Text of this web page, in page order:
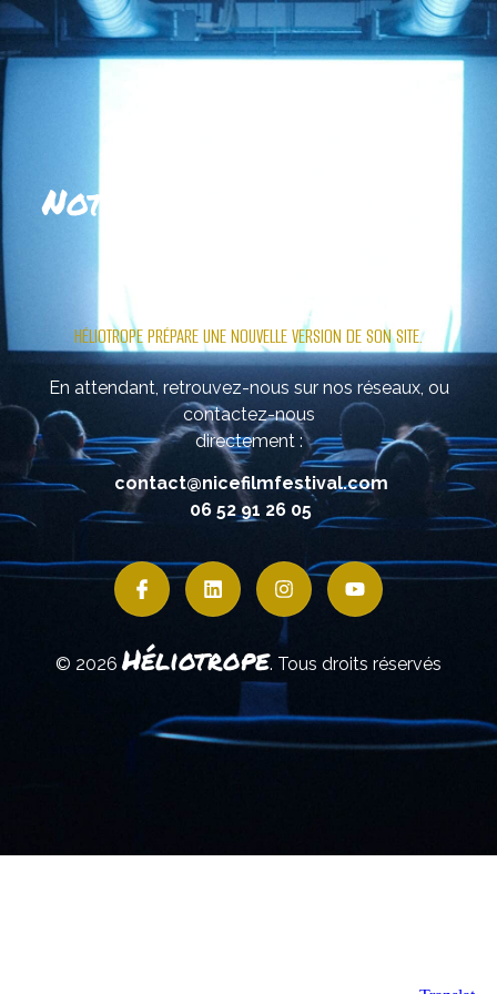
Notre site se refait une
HÉLIOTROPE PRÉPARE UNE NOUVELLE VERSION DE SON SITE.
En attendant, retrouvez-nous sur nos réseaux, ou
contactez-nous
directement :
contact@nicefilmfestival.com
06 52 91 26 05
© 2026Héliotrope. Tous droits réservés